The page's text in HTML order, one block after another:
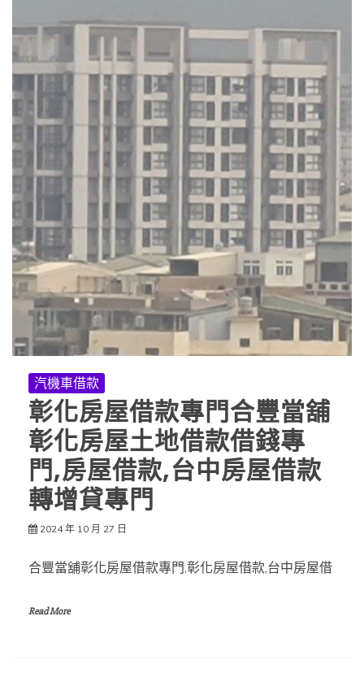
汽機車借款
彰化房屋借款專門合豐當舖
彰化房屋土地借款借錢專
門,房屋借款,台中房屋借款
轉增貸專門
2024 年 10 月 27 日
合豐當舖彰化房屋借款專門,彰化房屋借款,台中房屋借
Read More